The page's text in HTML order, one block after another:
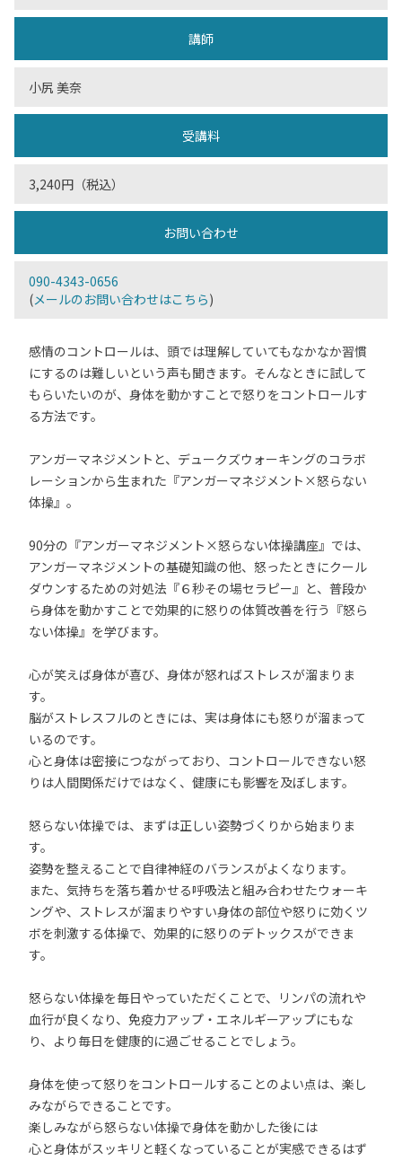
講師
小尻 美奈
受講料
3,240円（税込）
お問い合わせ
090-4343-0656
(メールのお問い合わせはこちら)
感情のコントロールは、頭では理解していてもなかなか習慣
にするのは難しいという声も聞きます。そんなときに試して
もらいたいのが、身体を動かすことで怒りをコントロールす
る方法です。
アンガーマネジメントと、デュークズウォーキングのコラボ
レーションから生まれた『アンガーマネジメント×怒らない
体操』。
90分の『アンガーマネジメント×怒らない体操講座』では、
アンガーマネジメントの基礎知識の他、怒ったときにクール
ダウンするための対処法『６秒その場セラピー』と、普段か
ら身体を動かすことで効果的に怒りの体質改善を行う『怒ら
ない体操』を学びます。
心が笑えば身体が喜び、身体が怒ればストレスが溜まりま
す。
脳がストレスフルのときには、実は身体にも怒りが溜まって
いるのです。
心と身体は密接につながっており、コントロールできない怒
りは人間関係だけではなく、健康にも影響を及ぼします。
怒らない体操では、まずは正しい姿勢づくりから始まりま
す。
姿勢を整えることで自律神経のバランスがよくなります。
また、気持ちを落ち着かせる呼吸法と組み合わせたウォーキ
ングや、ストレスが溜まりやすい身体の部位や怒りに効くツ
ボを刺激する体操で、効果的に怒りのデトックスができま
す。
怒らない体操を毎日やっていただくことで、リンパの流れや
血行が良くなり、免疫力アップ・エネルギーアップにもな
り、より毎日を健康的に過ごせることでしょう。
身体を使って怒りをコントロールすることのよい点は、楽し
みながらできることです。
楽しみながら怒らない体操で身体を動かした後には
心と身体がスッキリと軽くなっていることが実感できるはず